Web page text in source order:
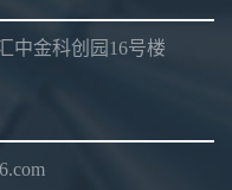
中金科创园16号楼